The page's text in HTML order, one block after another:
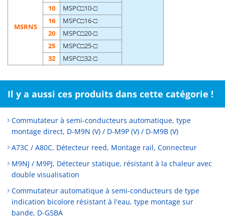
MSRNS
10
MSPC□10-□
16
MSPC□16-□
20
MSPC□20-□
25
MSPC□25-□
32
MSPC□32-□
Il y a aussi ces produits dans cette catégorie !
Commutateur à semi-conducteurs automatique, type
montage direct, D-M9N (V) / D-M9P (V) / D-M9B (V)
A73C / A80C, Détecteur reed, Montage rail, Connecteur
M9NJ / M9PJ, Détecteur statique, résistant à la chaleur avec
double visualisation
Commutateur automatique à semi-conducteurs de type
indication bicolore résistant à l'eau, type montage sur
bande, D-G5BA